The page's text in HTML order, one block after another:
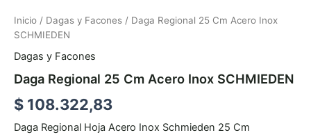
Inicio / Dagas y Facones / Daga Regional 25 Cm Acero Inox
SCHMIEDEN
Dagas y Facones
Daga Regional 25 Cm Acero Inox SCHMIEDEN
$ 108.322,83
Daga Regional Hoja Acero Inox Schmieden 25 Cm